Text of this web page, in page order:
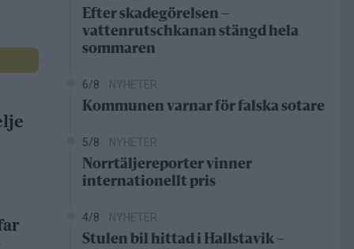
Efter skadegörelsen –
vattenrutschkanan stängd hela
sommaren
6/8 NYHETER
Kommunen varnar för falska sotare
5/8 NYHETER
Norrtäljereporter vinner
internationellt pris
4/8 NYHETER
Stulen bil hittad i Hallstavik –